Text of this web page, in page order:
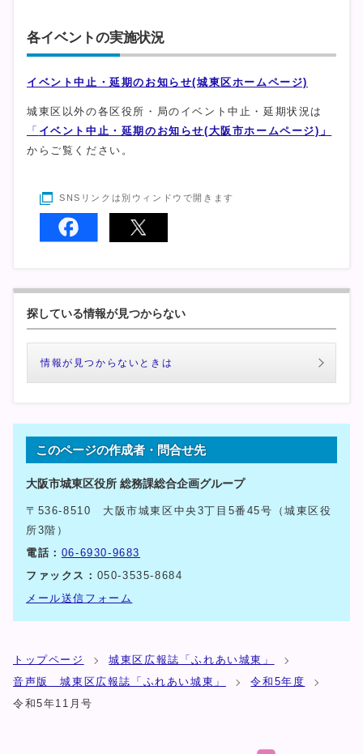
各イベントの実施状況
イベント中止・延期のお知らせ(城東区ホームページ)
城東区以外の各区役所・局のイベント中止・延期状況は
「 イベント中止・延期のお知らせ(大阪市ホームページ)」
からご覧ください。
SNSリンクは別ウィンドウで開きます
探している情報が見つからない
情報が見つからないときは
このページの作成者・問合せ先
大阪市城東区役所 総務課総合企画グループ
〒536-8510 大阪市城東区中央3丁目5番45号（城東区役
所3階）
電話： 06-6930-9683
ファックス： 050-3535-8684
メール送信フォーム
トップページ
城東区広報誌「ふれあい城東」
音声版 城東区広報誌「ふれあい城東」
令和5年度
令和5年11月号